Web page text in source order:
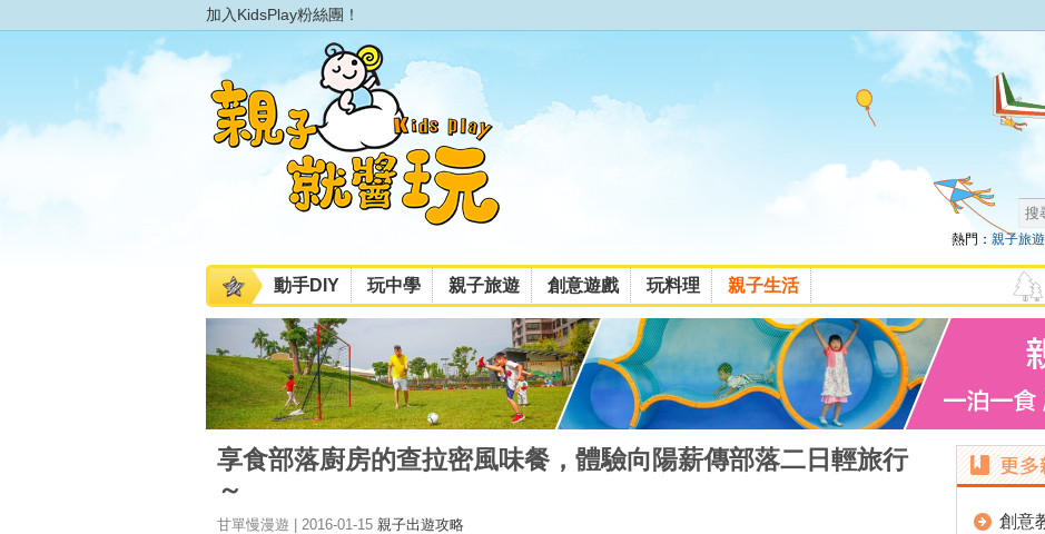
加入KidsPlay粉絲團！
熱門： 親子旅遊
動手DIY 玩中學 親子旅遊 創意遊戲 玩料理 親子生活
享食部落廚房的查拉密風味餐，體驗向陽薪傳部落二日輕旅行
～
甘單慢漫遊 | 2016-01-15 親子出遊攻略 創意